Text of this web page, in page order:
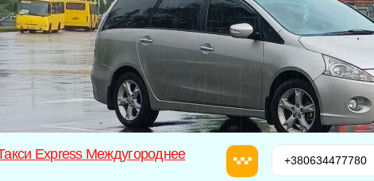
Express Междугороднее +380634477780